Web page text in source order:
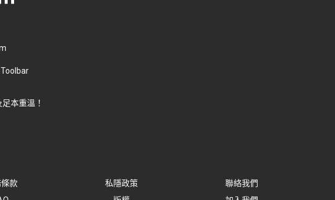
本重溫！
款 私隱政策
聯絡我們